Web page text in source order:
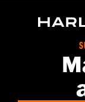
Sold In Units:Each
and installation
1